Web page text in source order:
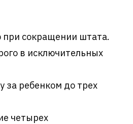
сокращении штата.
в исключительных
за ребенком до трех
четырех